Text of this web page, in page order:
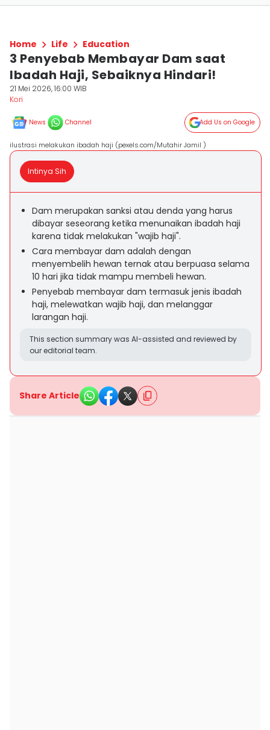
Home Life Education
3 Penyebab Membayar Dam saat
Ibadah Haji, Sebaiknya Hindari!
21 Mei 2026, 16:00 WIB
Kori
News Channel Add Us on Google
ilustrasi melakukan ibadah haji (pexels.com/Mutahir Jamil )
Intinya Sih
Dam merupakan sanksi atau denda yang harus
dibayar seseorang ketika menunaikan ibadah haji
karena tidak melakukan "wajib haji".
Cara membayar dam adalah dengan
menyembelih hewan ternak atau berpuasa selama
10 hari jika tidak mampu membeli hewan.
Penyebab membayar dam termasuk jenis ibadah
haji, melewatkan wajib haji, dan melanggar
larangan haji.
This section summary was AI-assisted and reviewed by
our editorial team.
Share Article